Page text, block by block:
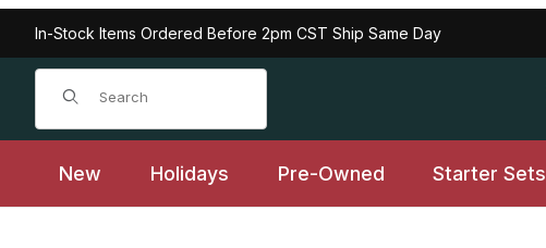
In-Stock Items Ordered Before 2pm CST Ship Same Day
Product Search
New Holidays Pre-Owned Starter Sets